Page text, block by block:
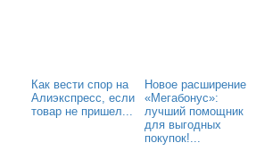
Как вести спор на
Алиэкспресс, если
товар не пришел...
Новое расширение
«Мегабонус»:
лучший помощник
для выгодных
покупок!...